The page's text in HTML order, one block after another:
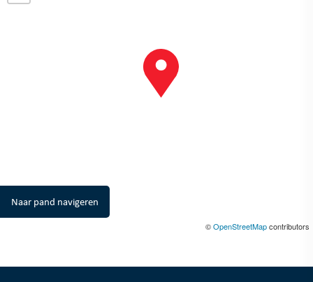
Naar pand navigeren
©OpenStreetMapcontributors